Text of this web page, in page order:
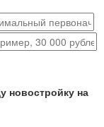
новостройку на